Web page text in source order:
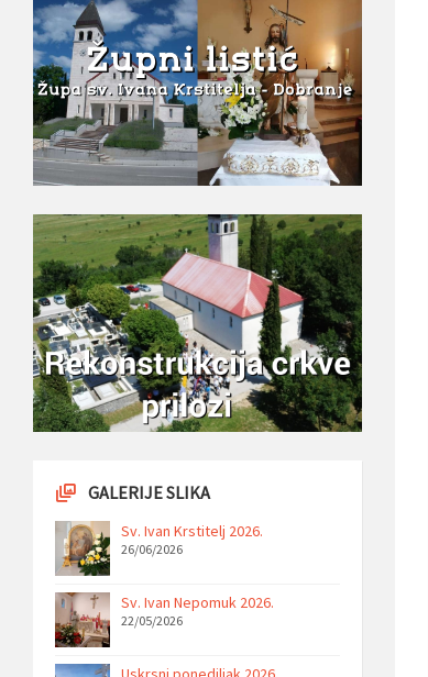
GALERIJE SLIKA
Sv. Ivan Krstitelj 2026.
26/06/2026
Sv. Ivan Nepomuk 2026.
22/05/2026